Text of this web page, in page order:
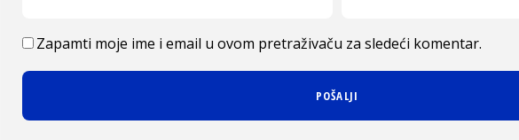
Zapamti moje ime i email u ovom pretraživaču za sledeći komentar.